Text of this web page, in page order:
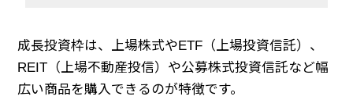
成長投資枠は、上場株式やETF（上場投資信託）、
REIT（上場不動産投信）や公募株式投資信託など幅
広い商品を購入できるのが特徴です。